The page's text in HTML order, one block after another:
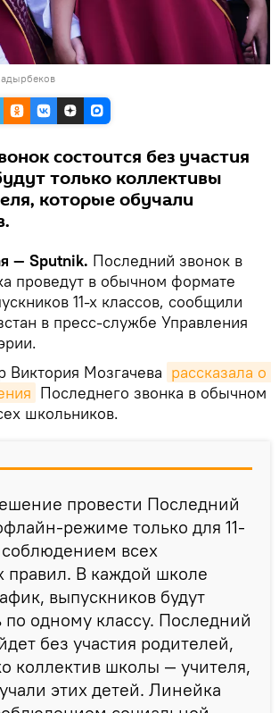
состоится без участия
только коллективы
которые обучали
— Sputnik. Последний звонок в
проведут в обычном формате
11-х классов, сообщили
в пресс-службе Управления
Виктория Мозгачева рассказала о
Последнего звонка в обычном
школьников.
провести Последний
режиме только для 11-
соблюдением всех
правил. В каждой школе
выпускников будут
по одному классу. Последний
без участия родителей,
коллектив школы — учителя,
этих детей. Линейка